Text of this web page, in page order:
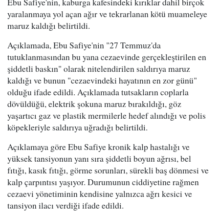
yaralanmaya yol açan ağır ve tekrarlanan kötü muameleye
maruz kaldığı belirtildi.
Açıklamada, Ebu Safiye'nin "27 Temmuz'da
tutuklanmasından bu yana cezaevinde gerçekleştirilen en
şiddetli baskın" olarak nitelendirilen saldırıya maruz
kaldığı ve bunun "cezaevindeki hayatının en zor günü"
olduğu ifade edildi. Açıklamada tutsakların coplarla
dövüldüğü, elektrik şokuna maruz bırakıldığı, göz
yaşartıcı gaz ve plastik mermilerle hedef alındığı ve polis
köpekleriyle saldırıya uğradığı belirtildi.
Açıklamaya göre Ebu Safiye kronik kalp hastalığı ve
yüksek tansiyonun yanı sıra şiddetli boyun ağrısı, bel
fıtığı, kasık fıtığı, görme sorunları, sürekli baş dönmesi ve
kalp çarpıntısı yaşıyor. Durumunun ciddiyetine rağmen
cezaevi yönetiminin kendisine yalnızca ağrı kesici ve
tansiyon ilacı verdiği ifade edildi.